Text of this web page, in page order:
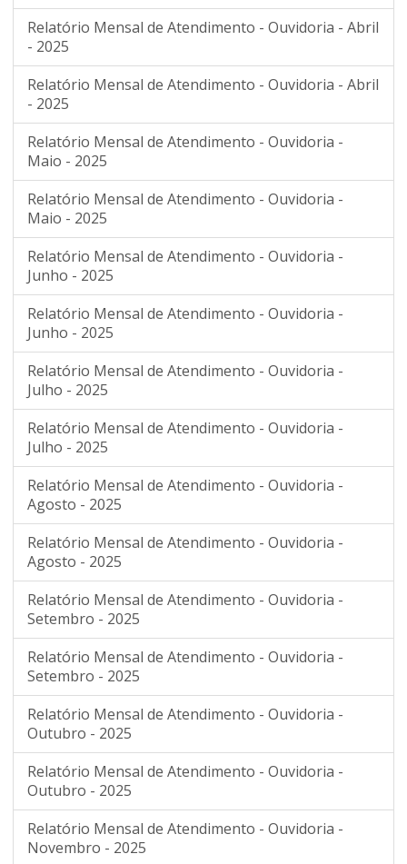
Relatório Mensal de Atendimento - Ouvidoria - Abril
- 2025
Relatório Mensal de Atendimento - Ouvidoria - Abril
- 2025
Relatório Mensal de Atendimento - Ouvidoria -
Maio - 2025
Relatório Mensal de Atendimento - Ouvidoria -
Maio - 2025
Relatório Mensal de Atendimento - Ouvidoria -
Junho - 2025
Relatório Mensal de Atendimento - Ouvidoria -
Junho - 2025
Relatório Mensal de Atendimento - Ouvidoria -
Julho - 2025
Relatório Mensal de Atendimento - Ouvidoria -
Julho - 2025
Relatório Mensal de Atendimento - Ouvidoria -
Agosto - 2025
Relatório Mensal de Atendimento - Ouvidoria -
Agosto - 2025
Relatório Mensal de Atendimento - Ouvidoria -
Setembro - 2025
Relatório Mensal de Atendimento - Ouvidoria -
Setembro - 2025
Relatório Mensal de Atendimento - Ouvidoria -
Outubro - 2025
Relatório Mensal de Atendimento - Ouvidoria -
Outubro - 2025
Relatório Mensal de Atendimento - Ouvidoria -
Novembro - 2025